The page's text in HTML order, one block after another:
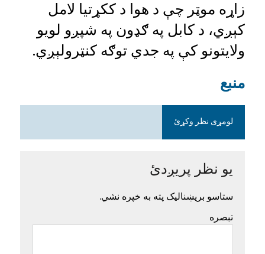
زاړه موټر چې د هوا د ککړتیا لامل
کېږي، د کابل په ګډون په شپږو لویو
ولایتونو کې په جدي توګه کنټرولېږي.
منبع
لومړی نظر وکړئ
یو نظر پریږدئ
ستاسو بریښنالیک پته به خپره نشي.
تبصره